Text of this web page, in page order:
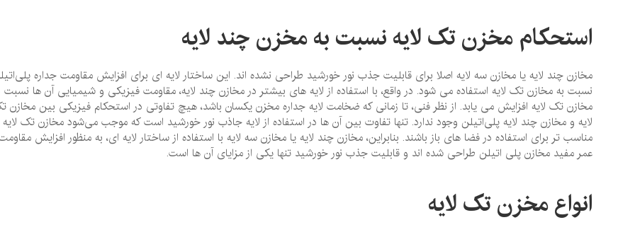
استحکام مخزن تک لایه نسبت به مخزن چند لایه
مخازن چند لایه یا مخازن سه لایه اصلا برای قابلیت جذب نور خورشید طراحی نشده‌ اند. این ساختار لایه ‌ای برای افزایش مقاومت جداره
نسبت به مخازن تک لایه استفاده می‌ شود. در واقع، با استفاده از لایه ‌های بیشتر در مخازن چند لایه، مقاومت فیزیکی و شیمیایی آن ها نسبت
مخازن تک لایه افزایش می‌ یابد. از نظر فنی، تا زمانی که ضخامت لایه جداره مخزن یکسان باشد، هیچ تفاوتی در استحکام فیزیکی بین مخازن
لایه و مخازن چند لایه پلی‌اتیلن وجود ندارد. تنها تفاوت بین آن ها در استفاده از لایه جاذب نور خورشید است که موجب می‌شود مخازن تک لایه
مناسب‌ تر برای استفاده در فضا های باز باشند. بنابراین، مخازن چند لایه یا مخازن سه لایه با استفاده از ساختار لایه‌ ای، به منظور افزایش
عمر مفید مخازن پلی ‌اتیلن طراحی شده‌ اند و قابلیت جذب نور خورشید تنها یکی از مزایای آن ها است.
انواع مخزن تک لایه